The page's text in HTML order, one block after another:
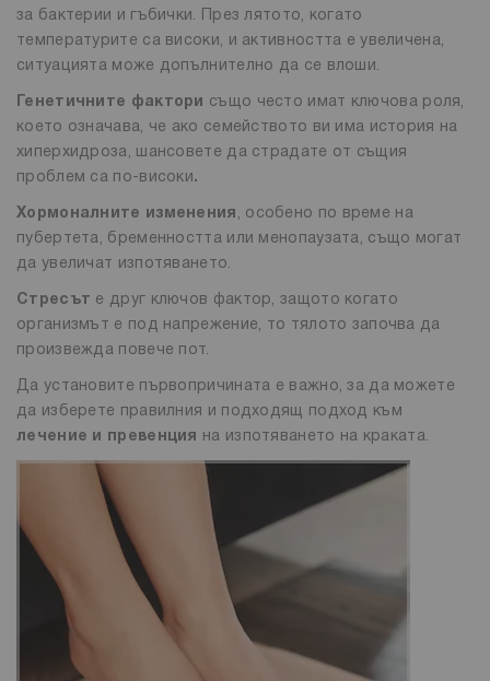
за бактерии и гъбички. През лятото, когато
температурите са високи, и активността е увеличена,
ситуацията може допълнително да се влоши.
Генетичните фактори
също често имат ключова роля,
което означава, че ако семейството ви има история на
хиперхидроза, шансовете да страдате от същия
проблем са по-високи .
Хормоналните изменения , особено по време на
пубертета, бременността или менопаузата, също могат
да увеличат изпотяването.
Стресът е друг ключов фактор, защото когато
организмът е под напрежение, то тялото започва да
произвежда повече пот.
Да установите първопричината е важно, за да можете
да изберете правилния и подходящ подход към
лечение и превенция
на изпотяването на краката.